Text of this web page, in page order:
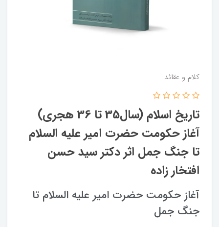
کلام و عقائد
تاریخ اسلام (سال35 تا 36 هجری)
آغاز حکومت حضرت امیر علیه السلام
تا جنگ جمل اثر دکتر سید حسن
افتخار زاده
آغاز حکومت حضرت امیر علیه السلام تا
جنگ جمل